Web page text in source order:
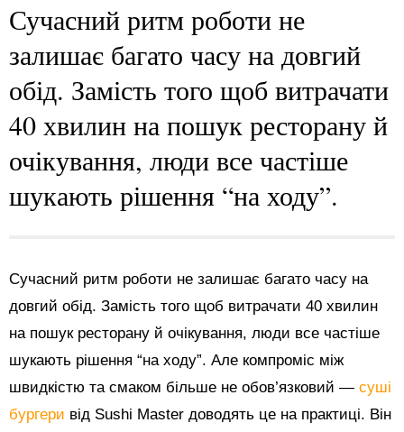
Сучасний ритм роботи не
залишає багато часу на довгий
обід. Замість того щоб витрачати
40 хвилин на пошук ресторану й
очікування, люди все частіше
шукають рішення “на ходу”.
Сучасний ритм роботи не залишає багато часу на
довгий обід. Замість того щоб витрачати 40 хвилин
на пошук ресторану й очікування, люди все частіше
шукають рішення “на ходу”. Але компроміс між
швидкістю та смаком більше не обов’язковий — суші
бургери від Sushi Master доводять це на практиці. Він